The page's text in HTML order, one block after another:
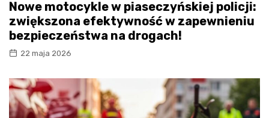
Nowe motocykle w piaseczyńskiej policji:
zwiększona efektywność w zapewnieniu
bezpieczeństwa na drogach!
22 maja 2026